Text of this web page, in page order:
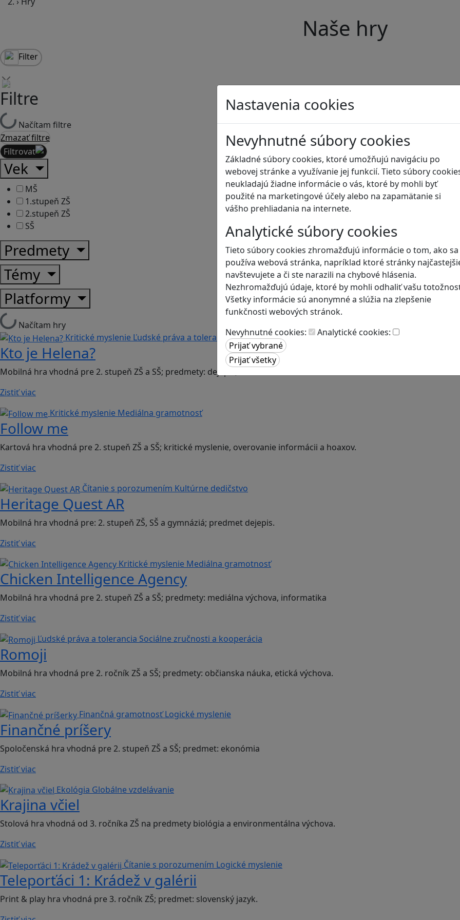
Nastavenia cookies
Nevyhnutné súbory cookies
Základné súbory cookies, ktoré umožňujú navigáciu po
webovej stránke a využívanie jej funkcií. Tieto súbory
neukladajú žiadne informácie o vás, ktoré by mohli byť
použité na marketingové účely alebo na zapamätanie si
vášho prehliadania na internete.
Analytické súbory cookies
Tieto súbory cookies zhromažďujú informácie o tom, ako sa
používa webová stránka, napríklad ktoré stránky
navštevujete a či ste narazili na chybové hlásenia.
Nezhromažďujú údaje, ktoré by mohli odhaliť vašu
Všetky informácie sú anonymné a slúžia na zlepšenie
funkčnosti webových stránok.
Nevyhnutné cookies:
Analytické cookies:
Naše hry
Filter
Filtre
Načítam filtre
Zmazať filtre
Filtrovať
Vek
MŠ
1.stupeň ZŠ
2.stupeň ZŠ
SŠ
Predmety
Témy
Platformy
Načítam hry
Kritické myslenie Ľudské práva a tolerancia
Kto je Helena?
Mobilná hra vhodná pre 2. stupeň ZŠ a SŠ; predmety: dejepis, občianska náuka.
Zistiť viac
Kritické myslenie Mediálna gramotnosť
Follow me
Kartová hra vhodná pre 2. stupeň ZŠ a SŠ; kritické myslenie, overovanie informácii a hoaxov.
Zistiť viac
Čítanie s porozumením Kultúrne dedičstvo
Heritage Quest AR
Mobilná hra vhodná pre: 2. stupeň ZŠ, SŠ a gymnáziá; predmet dejepis.
Zistiť viac
Kritické myslenie Mediálna gramotnosť
Chicken Intelligence Agency
Mobilná hra vhodná pre 2. stupeň ZŠ a SŠ; predmety: mediálna výchova, informatika
Zistiť viac
Ľudské práva a tolerancia Sociálne zručnosti a kooperácia
Romoji
Mobilná hra vhodná pre 2. ročník ZŠ a SŠ; predmety: občianska náuka, etická výchova.
Zistiť viac
Finančná gramotnosťLogické myslenie
Finančné príšery
Spoločenská hra vhodná pre 2. stupeň ZŠ a SŠ; predmet: ekonómia
Zistiť viac
Ekológia Globálne vzdelávanie
Krajina včiel
Stolová hra vhodná od 3. ročníka ZŠ na predmety biológia a environmentálna výchova.
Zistiť viac
Čítanie s porozumením Logické myslenie
Teleporťáci 1: Krádež v galérii
Print & play hra vhodná pre 3. ročník ZŠ; predmet: slovenský jazyk.